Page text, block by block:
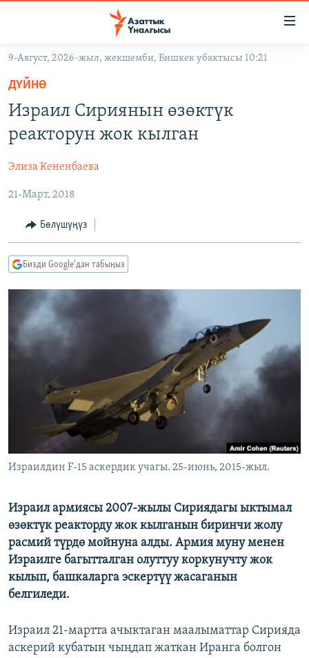
Навигацияга
өтүңүз
Издөөгө
салыңыз
ЖАҢЫЛЫКТАР
КЫРГЫЗСТАН
ЭКОНОМИКА
МАДАНИЯТ
ДҮЙНӨ
БОРБОР АЗИЯ
УКРАИНА
АТАЙЫН ИЛИКТӨӨ
ТВ ПРОГРАММАЛАР
БҮГҮН АЗАТТЫКТА
БИЗ ЖАНА ДҮЙНӨ
ДАНИСТЕ
ЭЖЕ-СИҢДИЛЕР
АЗАТТЫК+
ПОДКАСТ
ӨЗГӨЧӨ ПИКИР
ОНЛАЙН ШЕРИНЕ
ЭЕ/АРнун бардык сайттары
9-Август, 2026-жыл, жекшемби, Бишкек убактысы 10:21
ДҮЙНӨ
Израил Сириянын өзөктүк
реакторун жок кылган
Элиза Кененбаева
21-Март, 2018
Бөлүшүңүз
Бизди Google'дан табыңыз
Израилдин F-15 аскердик учагы. 25-июнь, 2015-жыл.
Израил армиясы 2007-жылы Сириядагы ыктымал
өзөктүк реакторду жок кылганын биринчи жолу
расмий түрдө мойнуна алды. Армия муну менен
Израилге багытталган олуттуу коркунучту жок
кылып, башкаларга эскертүү жасаганын
белгиледи.
Израил 21-мартта ачыктаган маалыматтар Сирияда
аскерий кубатын чыңдап жаткан Иранга болгон